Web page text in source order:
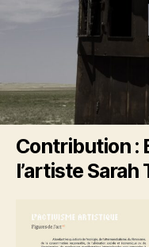
Contribution :
l’artiste Sarah